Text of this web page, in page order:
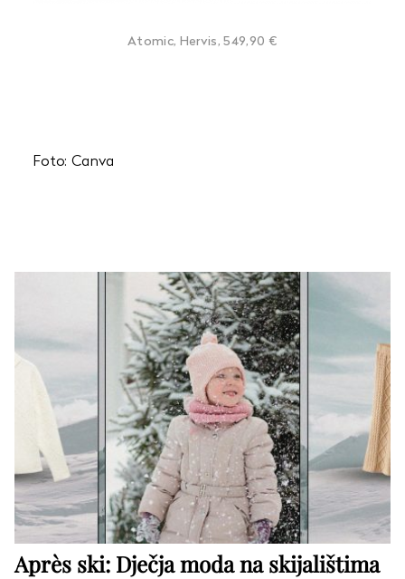
Atomic, Hervis, 549,90 €
Foto: Canva
Après ski: Dječja moda na skijalištima